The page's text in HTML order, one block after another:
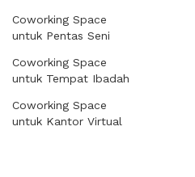
Coworking Space
untuk Pentas Seni
Coworking Space
untuk Tempat Ibadah
Coworking Space
untuk Kantor Virtual